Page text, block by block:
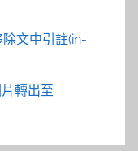
文中引註(in-
轉出至